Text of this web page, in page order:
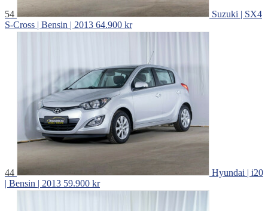
54
Suzuki | SX4
S-Cross | Bensin | 2013 64.900 kr
44
Hyundai | i20
| Bensin | 2013 59.900 kr